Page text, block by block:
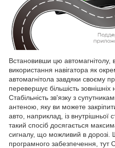
Встановивши цю автомагнітолу,
використання навігатора як
автомагнітола завдяки своєму
перевершує більшість зовнішніх
Стабільність зв'язку з
антеною, яку ви можете
авто, наприклад, із внутрішньої
такий спосіб досягається
сигналу, що можливий в дорозі.
програмного забезпечення,